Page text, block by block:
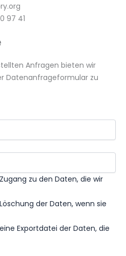
97 41
Anfragen bieten wir
Datenanfrageformular zu
zu den Daten, die wir
der Daten, wenn sie
Exportdatei der Daten, die